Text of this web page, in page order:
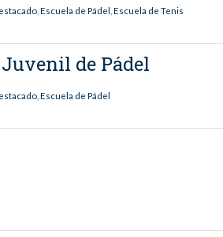
,Escuela de Pádel ,Escuela de Tenis
de Pádel
,Escuela de Pádel